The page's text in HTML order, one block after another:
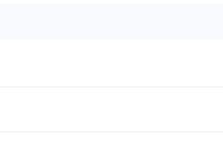
Blanco Conde in occasione del